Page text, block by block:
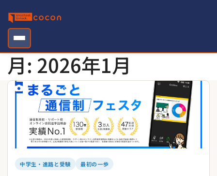
content
月: 2026年1月
中学生・進路と受験 最初の一歩